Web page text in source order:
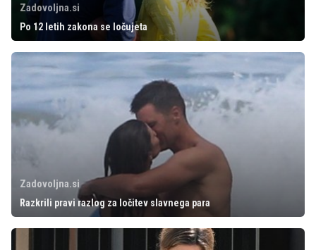
Zadovoljna.si
Po 12 letih zakona se ločujeta
Zadovoljna.si
Razkrili pravi razlog za ločitev slavnega para